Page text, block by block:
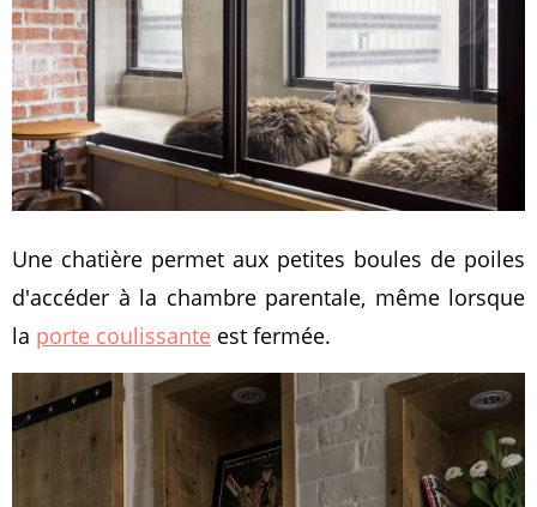
Une chatière permet aux petites boules de poiles
d'accéder à la chambre parentale, même lorsque
la porte coulissante est fermée.